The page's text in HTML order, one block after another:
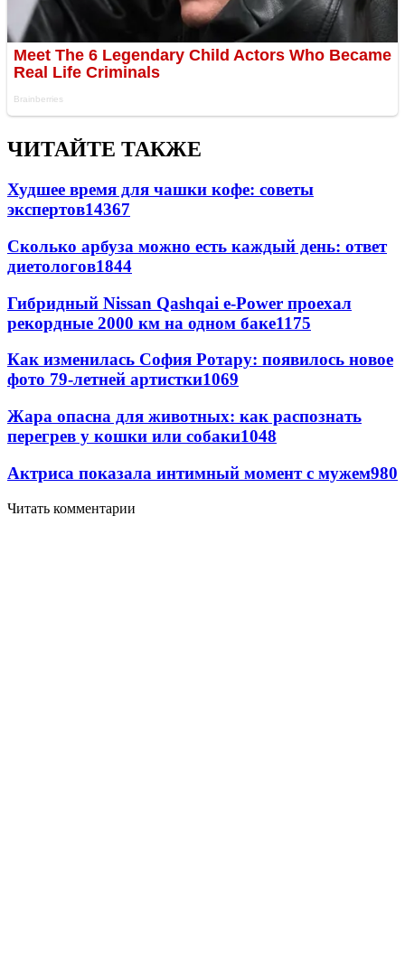
ЧИТАЙТЕ ТАКЖЕ
Худшее время для чашки кофе: советы
экспертов14367
Сколько арбуза можно есть каждый день: ответ
диетологов1844
Гибридный Nissan Qashqai e-Power проехал
рекордные 2000 км на одном баке1175
Как изменилась София Ротару: появилось новое
фото 79-летней артистки1069
Жара опасна для животных: как распознать
перегрев у кошки или собаки1048
Актриса показала интимный момент с мужем980
Читать комментарии